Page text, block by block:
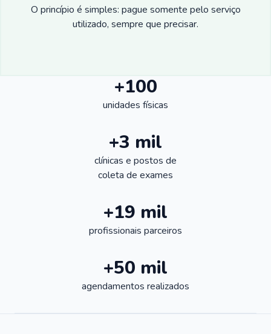
O princípio é simples: pague somente pelo serviço
utilizado, sempre que precisar.
+100
unidades físicas
+3 mil
clínicas e postos de
coleta de exames
+19 mil
profissionais parceiros
+50 mil
agendamentos realizados